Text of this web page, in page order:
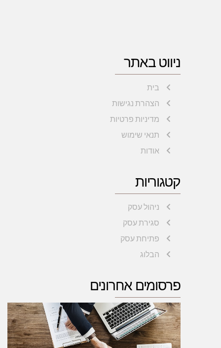
ניווט באתר
בית
הצהרת נגישות
מדיניות פרטיות
תנאי שימוש
אודות
קטגוריות
ניהול עסק
סגירת עסק
פתיחת עסק
הבלוג
פרסומים אחרונים